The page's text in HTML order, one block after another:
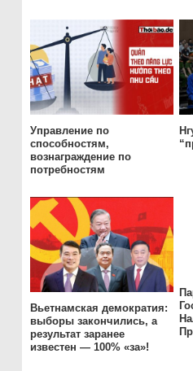
Управление по
способностям,
вознаграждение по
потребностям
Вьетнамская демократия:
выборы закончились, а
результат заранее
известен — 100% «за»!